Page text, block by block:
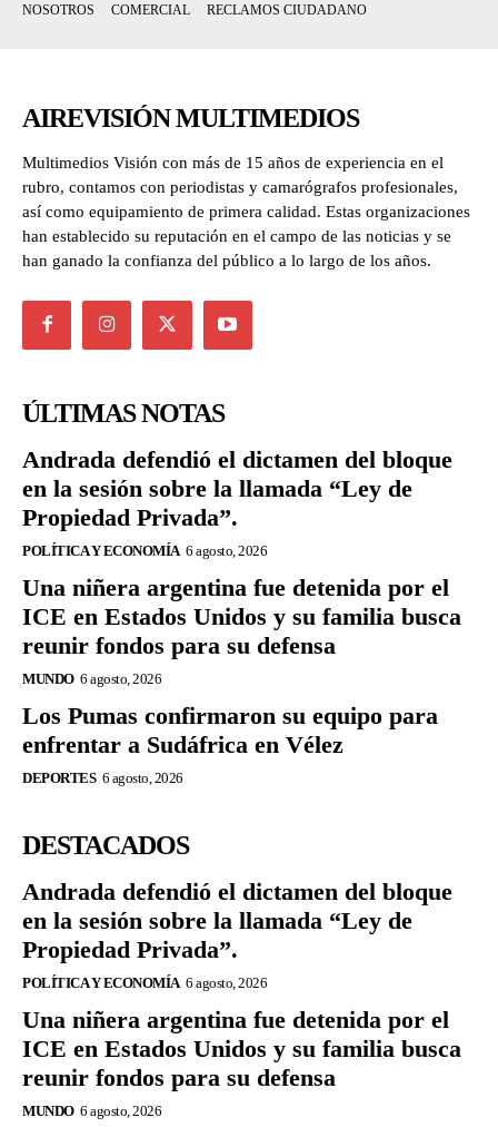
NOSOTROS COMERCIAL RECLAMOS CIUDADANO
AIREVISIÓN MULTIMEDIOS
Multimedios Visión con más de 15 años de experiencia en el
rubro, contamos con periodistas y camarógrafos profesionales,
así como equipamiento de primera calidad. Estas organizaciones
han establecido su reputación en el campo de las noticias y se
han ganado la confianza del público a lo largo de los años.
ÚLTIMAS NOTAS
Andrada defendió el dictamen del bloque
en la sesión sobre la llamada “Ley de
Propiedad Privada”.
POLÍTICA Y ECONOMÍA 6 agosto, 2026
Una niñera argentina fue detenida por el
ICE en Estados Unidos y su familia busca
reunir fondos para su defensa
MUNDO 6 agosto, 2026
Los Pumas confirmaron su equipo para
enfrentar a Sudáfrica en Vélez
DEPORTES 6 agosto, 2026
DESTACADOS
Andrada defendió el dictamen del bloque
en la sesión sobre la llamada “Ley de
Propiedad Privada”.
POLÍTICA Y ECONOMÍA 6 agosto, 2026
Una niñera argentina fue detenida por el
ICE en Estados Unidos y su familia busca
reunir fondos para su defensa
MUNDO 6 agosto, 2026